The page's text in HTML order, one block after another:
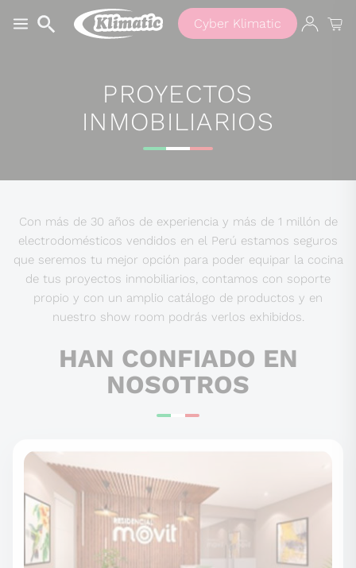
Cyber Klimatic
PROYECTOS
INMOBILIARIOS
Con más de 30 años de experiencia y más de 1 millón de
electrodomésticos vendidos en el Perú estamos seguros
que seremos tu mejor opción para poder equipar la cocina
de tus proyectos inmobiliarios, contamos con soporte
propio y con un amplio catálogo de productos y en
nuestro show room podrás verlos exhibidos.
HAN CONFIADO EN
NOSOTROS